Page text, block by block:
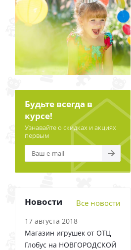
Будьте всегда в
курсе!
Узнавайте о скидках и акциях
первым
Новости Все новости
17 августа 2018
Магазин игрушек от ОТЦ
Глобус на НОВГОРОДСКОЙ